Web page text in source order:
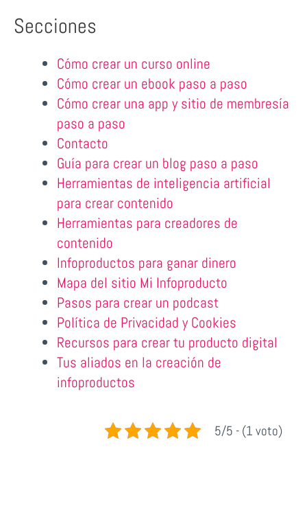
Secciones
Cómo crear un curso online
Cómo crear un ebook paso a paso
Cómo crear una app y sitio de membresía
paso a paso
Contacto
Guía para crear un blog paso a paso
Herramientas de inteligencia artificial
para crear contenido
Herramientas para creadores de
contenido
Infoproductos para ganar dinero
Mapa del sitio Mi Infoproducto
Pasos para crear un podcast
Política de Privacidad y Cookies
Recursos para crear tu producto digital
Tus aliados en la creación de
infoproductos
5/5 - (1 voto)